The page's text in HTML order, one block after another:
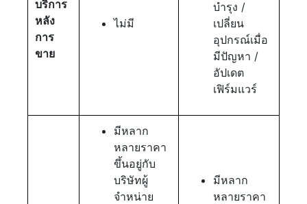
บริการ
หลัง
การ
ขาย
ไม่มี
บำรุง /
เปลี่ยน
อุปกรณ์เมื่อ
มีปัญหา /
อัปเดต
เฟิร์มแวร์
มีหลาก
หลายราคา
ขึ้นอยู่กับ
บริษัทผู้
จำหน่าย
มีหลาก
หลายราคา